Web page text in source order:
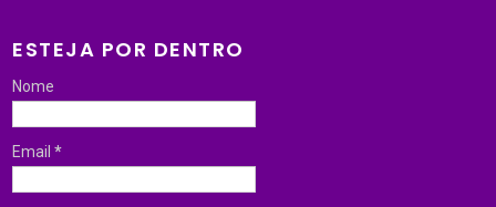
ESTEJA POR DENTRO
Nome
Email*